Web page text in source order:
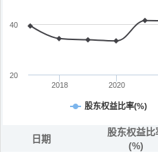
股东权益比率(%)
2018 2020
20
40
日期
股东权益比
(%)